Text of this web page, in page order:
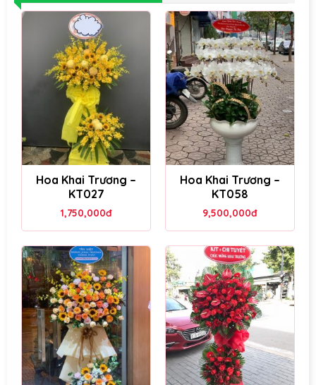
Hoa Khai Trương –
KT027
1,750,000đ
Hoa Khai Trương –
KT058
9,500,000đ